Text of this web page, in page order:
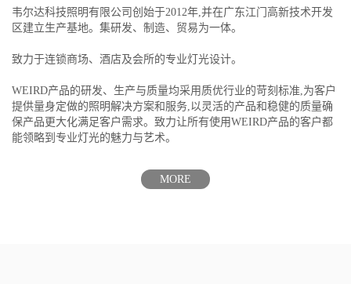
韦尔达科技照明有限公司创始于2012年,并在广东江门高新技术开发
区建立生产基地。集研发、制造、贸易为一体。
致力于连锁商场、酒店及会所的专业灯光设计。
WEIRD产品的研发、生产与质量均采用质优行业的苛刻标准,为客户
提供量身定做的照明解决方案和服务,以灵活的产品和稳健的质量确
保产品更大化满足客户需求。致力让所有使用WEIRD产品的客户都
能领略到专业灯光的魅力与艺术。
MORE